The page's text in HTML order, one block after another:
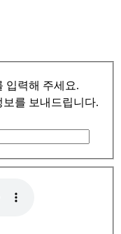
입력해 주세요.
를 보내드립니다.